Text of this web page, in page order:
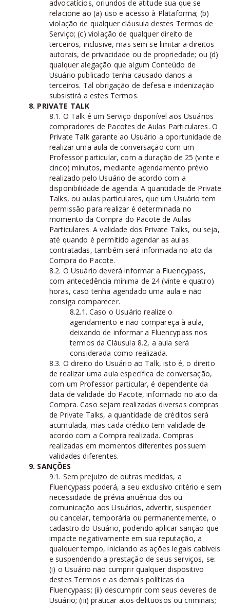
advocatícios, oriundos de atitude sua que se
relacione ao (a) uso e acesso à Plataforma; (b)
violação de qualquer cláusula destes Termos de
Serviço; (c) violação de qualquer direito de
terceiros, inclusive, mas sem se limitar a direitos
autorais, de privacidade ou de propriedade; ou (d)
qualquer alegação que algum Conteúdo de
Usuário publicado tenha causado danos a
terceiros. Tal obrigação de defesa e indenização
subsistirá a estes Termos.
8. PRIVATE TALK
8.1. O Talk é um Serviço disponível aos Usuários
compradores de Pacotes de Aulas Particulares. O
Private Talk garante ao Usuário a oportunidade de
realizar uma aula de conversação com um
Professor particular, com a duração de 25 (vinte e
cinco) minutos, mediante agendamento prévio
realizado pelo Usuário de acordo com a
disponibilidade de agenda. A quantidade de Private
Talks, ou aulas particulares, que um Usuário tem
permissão para realizar é determinada no
momento da Compra do Pacote de Aulas
Particulares. A validade dos Private Talks, ou seja,
até quando é permitido agendar as aulas
contratadas, também será informada no ato da
Compra do Pacote.
8.2. O Usuário deverá informar a Fluencypass,
com antecedência mínima de 24 (vinte e quatro)
horas, caso tenha agendado uma aula e não
consiga comparecer.
8.2.1. Caso o Usuário realize o
agendamento e não compareça à aula,
deixando de informar a Fluencypass nos
termos da Cláusula 8.2, a aula será
considerada como realizada.
8.3. O direito do Usuário ao Talk, isto é, o direito
de realizar uma aula específica de conversação,
com um Professor particular, é dependente da
data de validade do Pacote, informado no ato da
Compra. Caso sejam realizadas diversas compras
de Private Talks, a quantidade de créditos será
acumulada, mas cada crédito tem validade de
acordo com a Compra realizada. Compras
realizadas em momentos diferentes possuem
validades diferentes.
9. SANÇÕES
9.1. Sem prejuízo de outras medidas, a
Fluencypass poderá, a seu exclusivo critério e sem
necessidade de prévia anuência dos ou
comunicação aos Usuários, advertir, suspender
ou cancelar, temporária ou permanentemente, o
cadastro do Usuário, podendo aplicar sanção que
impacte negativamente em sua reputação, a
qualquer tempo, iniciando as ações legais cabíveis
e suspendendo a prestação de seus serviços, se:
(i) o Usuário não cumprir qualquer dispositivo
destes Termos e as demais políticas da
Fluencypass; (ii) descumprir com seus deveres de
Usuário; (iii) praticar atos delituosos ou criminais;